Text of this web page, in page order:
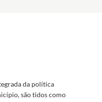
da política
são tidos como